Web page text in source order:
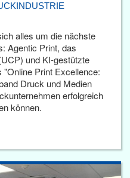
alles um die nächste
Agentic Print, das
und KI-gestützte
Print Excellence:
Druck und Medien
erfolgreich
können.